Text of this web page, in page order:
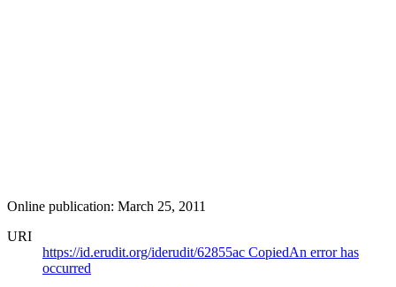
Online publication: March 25, 2011
URI
https://id.erudit.org/iderudit/62855ac CopiedAn error has
occurred